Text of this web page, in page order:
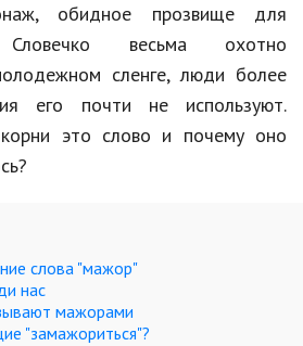
обидное прозвище для
Словечко весьма охотно
сленге, люди более
его почти не используют.
это слово и почему оно
слова "мажор"
нас
мажорами
"замажориться"?